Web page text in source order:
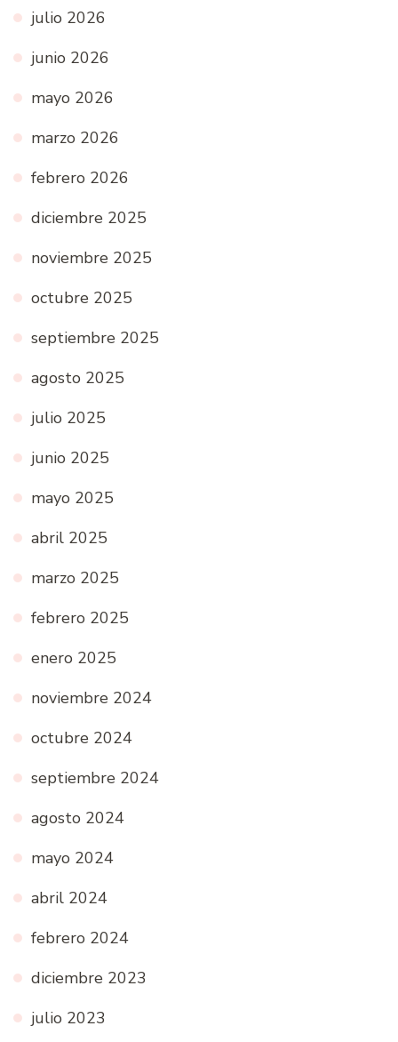
julio 2026
junio 2026
mayo 2026
marzo 2026
febrero 2026
diciembre 2025
noviembre 2025
octubre 2025
septiembre 2025
agosto 2025
julio 2025
junio 2025
mayo 2025
abril 2025
marzo 2025
febrero 2025
enero 2025
noviembre 2024
octubre 2024
septiembre 2024
agosto 2024
mayo 2024
abril 2024
febrero 2024
diciembre 2023
julio 2023